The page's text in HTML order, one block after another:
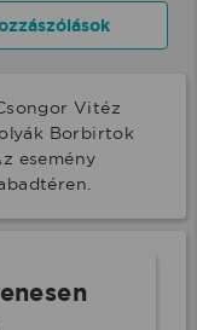
Vitéz
Borbirtok
esemény